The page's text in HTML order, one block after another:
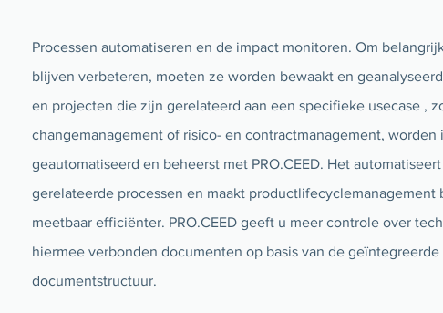
Processen automatiseren en de impact monitoren. Om
blijven verbeteren, moeten ze worden bewaakt en
en projecten die zijn gerelateerd aan een specifieke usecase ,
changemanagement of risico- en contractmanagement, worden
geautomatiseerd en beheerst met PRO.CEED. Het
gerelateerde processen en maakt
meetbaar efficiënter. PRO.CEED geeft u meer controle over
hiermee verbonden documenten op basis van de
documentstructuur.